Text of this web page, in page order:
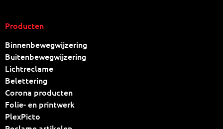
Producten
Binnenbewegwijzering
Buitenbewegwijzering
Lichtreclame
Belettering
Corona producten
Folie- en printwerk
PlexPicto